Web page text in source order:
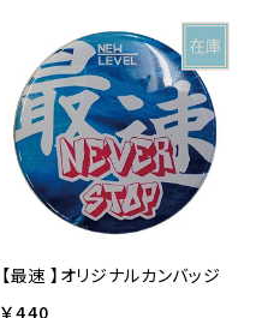
【最速 】オリジナルカンバッジ
￥440